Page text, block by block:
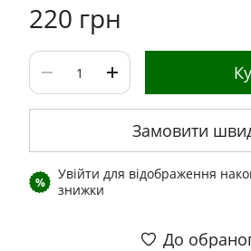
220 грн
Замовити
% Увійти для відображення
знижки
До